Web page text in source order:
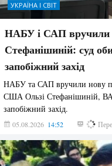
УКРАЇНА І СВІТ
НАБУ і САП вручили
Стефанішиній: суд
запобіжний захід
НАБУ та САП вручили нову
США Ользі Стефанішиній,
запобіжний захід.
05.08.2026 14:52 142